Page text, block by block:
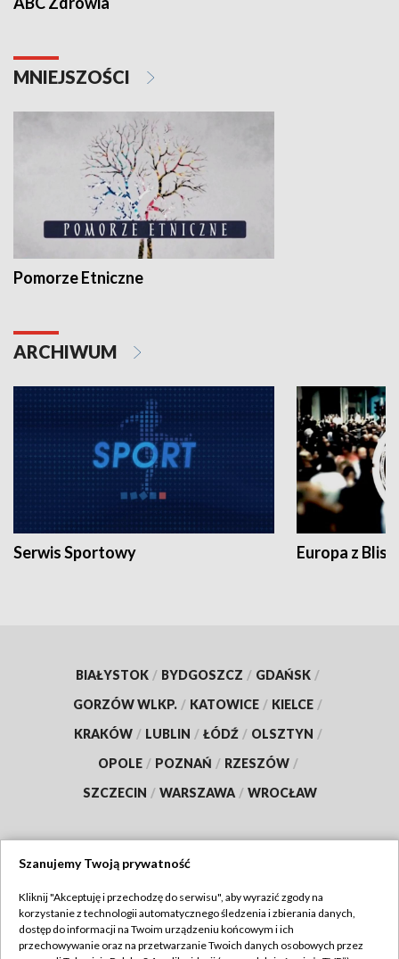
MNIEJSZOŚCI
Pomorze Etniczne
ARCHIWUM
Serwis Sportowy Europa z
BIAŁYSTOK / BYDGOSZCZ / GDAŃSK /
GORZÓW WLKP. / KATOWICE / KIELCE /
KRAKÓW / LUBLIN / ŁÓDŹ / OLSZTYN /
OPOLE / POZNAŃ / RZESZÓW /
SZCZECIN / WARSZAWA / WROCŁAW
TVP
Abonament TVP
Regulamin TVP
Szanujemy Twoją prywatność
Kliknij "Akceptuję i przechodzę do serwisu", aby wyrazić zgody na
korzystanie z technologii automatycznego śledzenia i zbierania danych,
dostęp do informacji na Twoim urządzeniu końcowym i ich
przechowywanie oraz na przetwarzanie Twoich danych osobowych przez